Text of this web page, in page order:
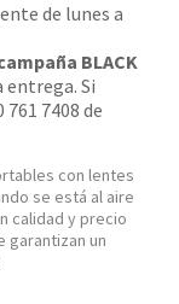
con lentes
se está al aire
calidad y precio
garantizan un
de lunes a
BLACK
Si
7408 de